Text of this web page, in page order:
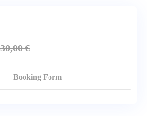
30,00€
Booking Form